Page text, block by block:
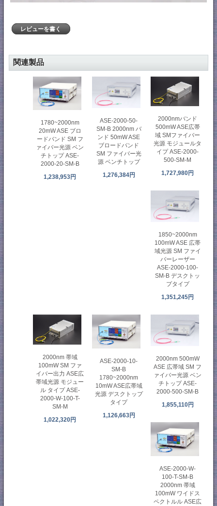
レビューを書く
関連製品
1780~2000nm
20mW ASE ブロ
ードバンド SM フ
ァイバー光源 ベン
チトップ ASE-
2000-20-SM-B
1,238,953円
ASE-2000-50-
SM-B 2000nm バ
ンド 50mW ASE
ブロードバンド
SM ファイバー光
源 ベンチトップ
1,276,384円
2000nmバンド
500mW ASE広帯
域 SMファイバー
光源 モジュールタ
イプ ASE-2000-
500-SM-M
1,727,980円
1850~2000nm
100mW ASE 広帯
域光源 SM ファイ
バーレーザー
ASE-2000-100-
SM-B デスクトッ
プタイプ
1,351,245円
2000nm 帯域
100mW SM ファ
イバー出力 ASE広
帯域光源 モジュー
ル タイプ ASE-
2000-W-100-T-
SM-M
1,022,320円
ASE-2000-10-
SM-B
1780~2000nm
10mW ASE広帯域
光源 デスクトップ
タイプ
1,126,663円
2000nm 500mW
ASE 広帯域 SM フ
ァイバー光源 ベン
チトップ ASE-
2000-500-SM-B
1,855,110円
ASE-2000-W-
100-T-SM-B
2000nm 帯域
100mW ワイドス
ペクトルル ASE広